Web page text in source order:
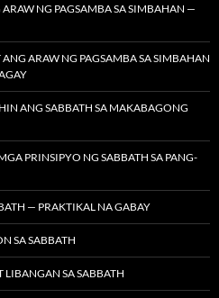
NG PAGSAMBA SA SIMBAHAN —
ARAW NG PAGSAMBA SA SIMBAHAN
ANG SABBATH SA MAKABAGONG
PRINSIPYO NG SABBATH SA PANG-
— PRAKTIKAL NA GABAY
SA SABBATH
LIBANGAN SA SABBATH